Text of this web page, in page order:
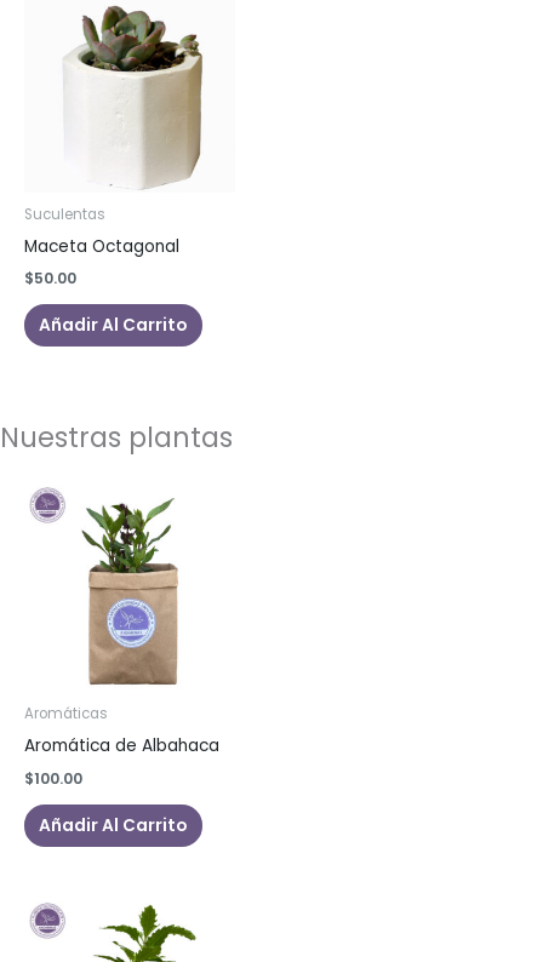
Suculentas
Maceta Octagonal
$50.00
Añadir Al Carrito
Nuestras plantas
Aromáticas
Aromática de Albahaca
$100.00
Añadir Al Carrito